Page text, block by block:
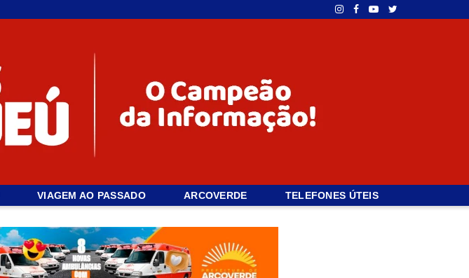
VIAGEM AO PASSADO ARCOVERDE TELEFONES ÚTEIS